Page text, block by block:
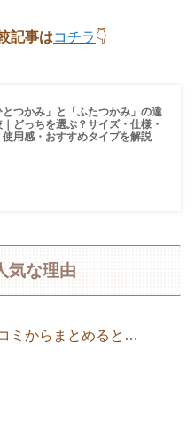
記事はコチラ👇
とつかみ」と「ふたつかみ」の違
どっちを選ぶ？サイズ・仕様・
使用感・おすすめタイプを解説
気な理由
ミからまとめると…